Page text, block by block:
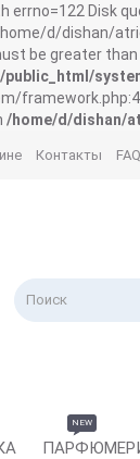
Disk
d/dishan/
be greater than
/home/d/dishan/
Контакты FAQ
NEW